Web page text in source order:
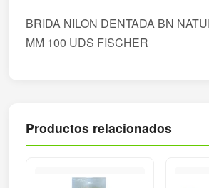
BRIDA NILON DENTADA BN
MM 100 UDS FISCHER
Productos relacionados